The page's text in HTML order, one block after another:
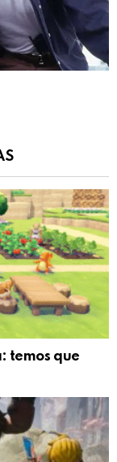
temos que